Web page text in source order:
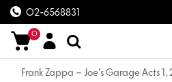
02-6568831
0
Frank Zappa – Joe's Garage Acts 1,